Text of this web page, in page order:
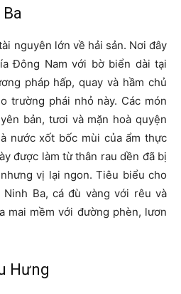
nguyên lớn về hải sản. Nơi đây
Đông Nam với bờ biển dài tại
pháp hấp, quay và hầm chủ
trường phái nhỏ này. Các món
bản, tươi và mặn hoà quyện
nước xốt bốc mùi của ẩm thực
được làm từ thân rau dền đã bị
vị lại ngon. Tiêu biểu cho
Ba, cá đù vàng với rêu và
mai mềm với đường phèn, lươn
Hưng